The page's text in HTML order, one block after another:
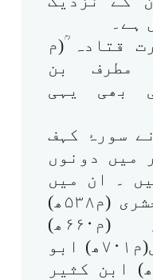
ہے۔
قتادہ ؒ(م
مطرف بن
کی بھی یہی
سورۂ کہف
تفسیر میں دونوں
۔ ان میں
ماوردی (م۴۵۰ھ) زمخشری (م۵۳۸ھ)
عزبن عبدالسلام، (م۶۶۰ھ)
بیضاوی(م۶۸۵ھ) نسفی(م۷۰۱ھ) ابو
حیان اندلسی (م۷۴۵ھ) ابن کثیر